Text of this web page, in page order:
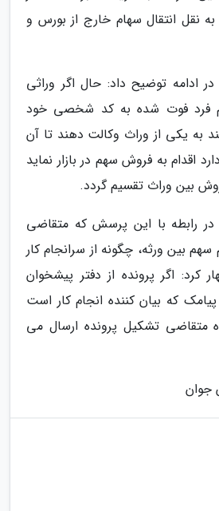
به نقل انتقال سهام خارج از بورس و
ادامه توضیح داد: حال اگر وراثی
فرد فوت شده به کد شخصی خود
به یکی از وراث وکالت دهند تا آن
اقدام به فروش سهم در بازار نماید
بین وراث تقسیم گردد.
رابطه با این پرسش که متقاضی
بین ورثه، چگونه از سرانجام کار
کرد: اگر پرونده از دفتر پیشخوان
که بیان کننده انجام کار است
متقاضی تشکیل پرونده ارسال می
جوان